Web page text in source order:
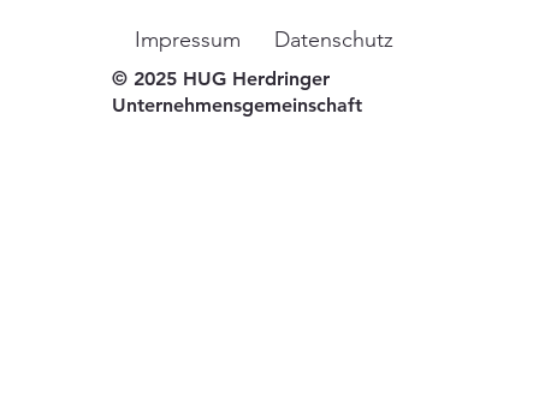
© 2025 HUG Herdringer
Unternehmensgemeinschaft
Impressum Datenschutz